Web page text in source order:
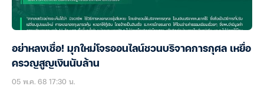
อย่าหลงเชื่อ! มุกใหม่โจรออนไลน์ชวนบริจาคการกุศล เหยื่อ
ครวญสูญเงินนับล้าน
05 พ.ค. 68 17:30 น.